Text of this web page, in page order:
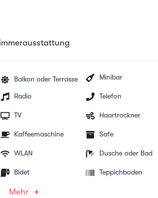
Balkon oder Terrasse Minibar
Radio Telefon
TV Haartrockner
Kaffeemaschine Safe
WLAN Dusche oder Bad
Bidet Teppichboden
Mehr